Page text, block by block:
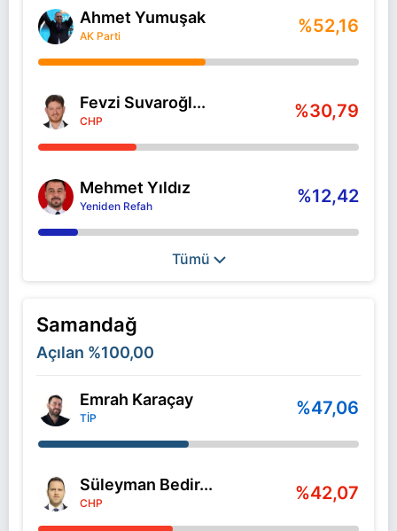
Ahmet Yumuşak
AK Parti %52,16
Fevzi Suvaroğl...
CHP %30,79
Mehmet Yıldız
Yeniden Refah %12,42
Tümü
Samandağ
Açılan %100,00
Emrah Karaçay
TİP %47,06
Süleyman Bedir...
CHP %42,07